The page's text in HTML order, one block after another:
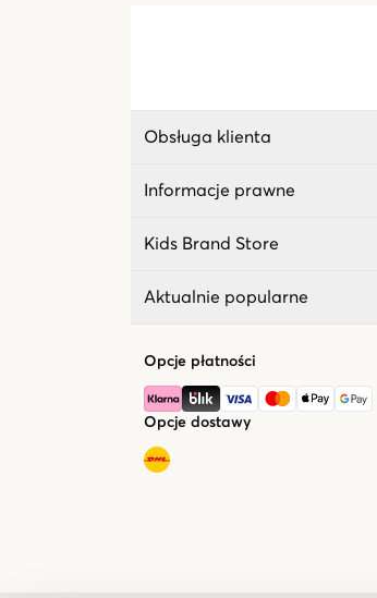
Obsługa klienta
Informacje prawne
Kids Brand Store
Aktualnie popularne
Opcje płatności
Opcje dostawy